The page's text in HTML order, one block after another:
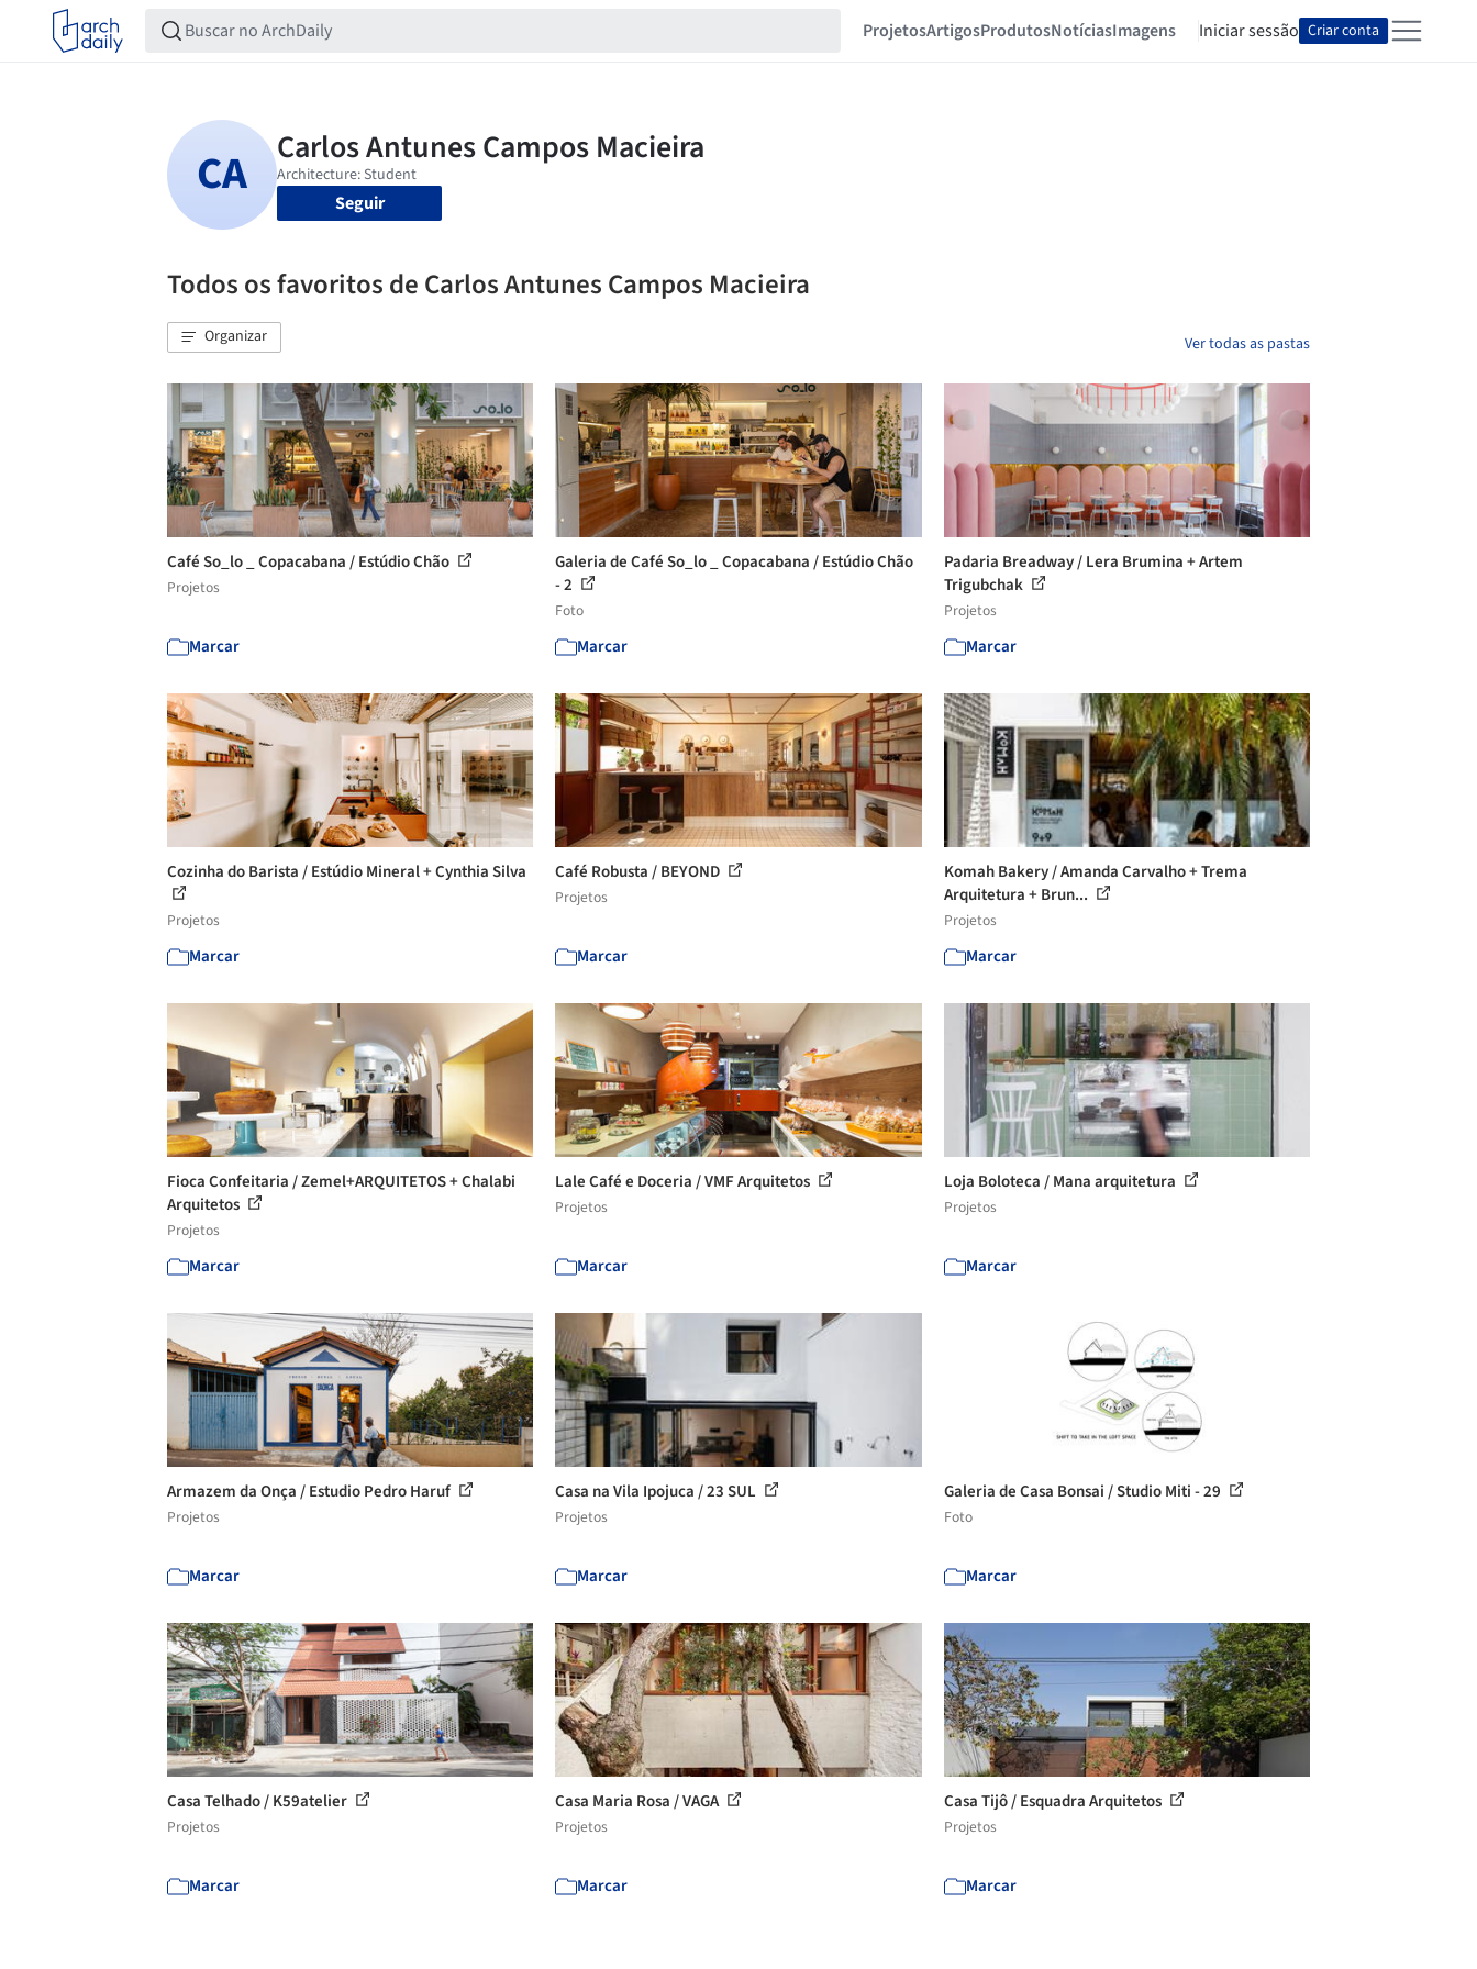
ProjetosArtigosProdutosNotíciasImagens Iniciar sessão Criar conta
Seguir
Todos os favoritos de Carlos Antunes Campos Macieira
Organizar Ver todas as pastas
Café So_lo _ Copacabana / Estúdio Chão
Projetos
Marcar
Galeria de Café So_lo _ Copacabana / Estúdio Chão
- 2
Foto
Marcar
Padaria Breadway / Lera Brumina + Artem
Trigubchak
Projetos
Marcar
Cozinha do Barista / Estúdio Mineral + Cynthia Silva
Projetos
Marcar
Café Robusta / BEYOND
Projetos
Marcar
Komah Bakery / Amanda Carvalho + Trema
Arquitetura + Brun...
Projetos
Marcar
Fioca Confeitaria / Zemel+ARQUITETOS + Chalabi
Arquitetos
Projetos
Marcar
Lale Café e Doceria / VMF Arquitetos
Projetos
Marcar
Loja Boloteca / Mana arquitetura
Projetos
Marcar
Armazem da Onça / Estudio Pedro Haruf
Projetos
Marcar
Casa na Vila Ipojuca / 23 SUL
Projetos
Marcar
Galeria de Casa Bonsai / Studio Miti - 29
Foto
Marcar
Casa Telhado / K59atelier
Projetos
Marcar
Casa Maria Rosa / VAGA
Projetos
Marcar
Casa Tijô / Esquadra Arquitetos
Projetos
Marcar